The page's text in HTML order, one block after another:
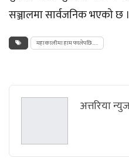
सञ्जालमा सार्वजनिक भएको छ ।
महाकालीमा हाम फालेपछि…..
अत्तरिया